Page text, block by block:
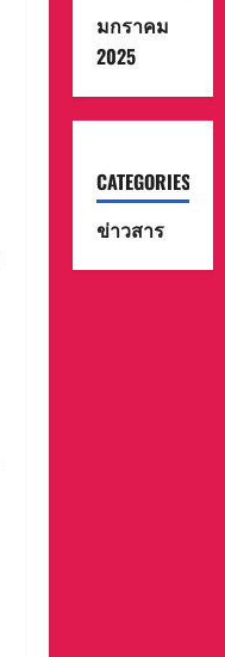
มกราคม
2025
CATEGORIES
ข่าวสาร